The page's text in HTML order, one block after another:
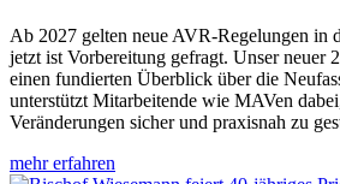
Ab 2027 gelten neue AVR-Regelungen in
jetzt ist Vorbereitung gefragt. Unser neuer
einen fundierten Überblick über die
unterstützt Mitarbeitende wie MAVen
Veränderungen sicher und praxisnah zu
mehr erfahren